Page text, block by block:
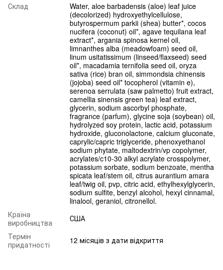
Склад
Water, aloe barbadensis (aloe) leaf juice
(decolorized) hydroxyethylcellulose,
butyrospermum parkii (shea) butter*, cocos
nucifera (coconut) oil*, agave tequilana leaf
extract*, argania spinosa kernel oil,
limnanthes alba (meadowfoam) seed oil,
linum usitatissimum (linseed/flaxseed) seed
oil*, macadamia ternifolia seed oil, oryza
sativa (rice) bran oil, simmondsia chinensis
(jojoba) seed oil* tocopherol (vitamin e),
serenoa serrulata (saw palmetto) fruit extract,
camellia sinensis green tea) leaf extract,
glycerin, sodium ascorbyl phosphate,
fragrance (parfum), glycine soja (soybean) oil,
hydrolyzed soy protein, lactic acid, potassium
hydroxide, gluconolactone, calcium gluconate,
caprylic/capric triglyceride, phenoxyethanol
sodium phytate, maltodextrin/vp copolymer,
acrylates/c10-30 alkyl acrylate crosspolymer,
potassium sorbate, sodium benzoate, mentha
spicata leaf/stem oil, citrus aurantium amara
leaf/twig oil, pvp, citric acid, ethylhexylglycerin,
sodium sulfite, benzyl alcohol, hexyl cinnamal,
linalool, geraniol, citronellol.
Країна
виробництва
США
Термін
придатності
12 місяців з дати відкриття